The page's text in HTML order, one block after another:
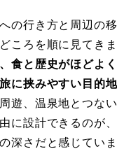
の行き方と周辺の
ころを順に見てきま
食と歴史がほどよ
に挟みやすい目的地
遊、温泉地とつな
に設計できるのが
深さだと感じていま